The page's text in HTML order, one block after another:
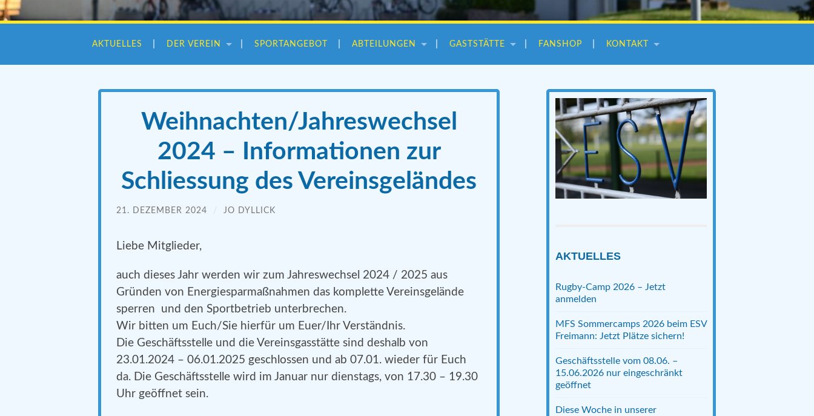
AKTUELLES DER VEREIN SPORTANGEBOT ABTEILUNGEN GASTSTÄTTE FANSHOP KONTAKT
Weihnachten/Jahreswechsel
2024 – Informationen zur
Schliessung des Vereinsgeländes
21. DEZEMBER 2024 / JO DYLLICK
Liebe Mitglieder,
auch dieses Jahr werden wir zum Jahreswechsel 2024 / 2025 aus
Gründen von Energiesparmaßnahmen das komplette Vereinsgelände
sperren und den Sportbetrieb unterbrechen.
Wir bitten um Euch/Sie hierfür um Euer/Ihr Verständnis.
Die Geschäftsstelle und die Vereinsgasstätte sind deshalb von
23.01.2024 – 06.01.2025 geschlossen und ab 07.01. wieder für Euch
da. Die Geschäftsstelle wird im Januar nur dienstags, von 17.30 – 19.30
Uhr geöffnet sein.
AKTUELLES
Rugby-Camp 2026 – Jetzt
anmelden
MFS Sommercamps 2026 beim ESV
Freimann: Jetzt Plätze sichern!
Geschäftsstelle vom 08.06. –
15.06.2026 nur eingeschränkt
geöffnet
Diese Woche in unserer